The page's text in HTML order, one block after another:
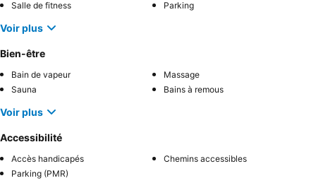
Salle de fitness Parking
Voir plus
Bien-être
Bain de vapeur
Massage
Sauna
Bains à remous
Voir plus
Accessibilité
Accès handicapés
Chemins accessibles
Parking (PMR)